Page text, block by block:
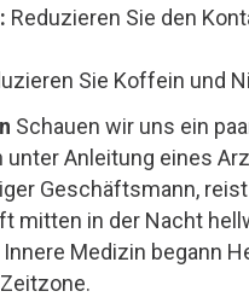
Reduzieren Sie den
Sie Koffein und
Schauen wir uns ein
Anleitung eines
Geschäftsmann,
mitten in der Nacht
Medizin begann